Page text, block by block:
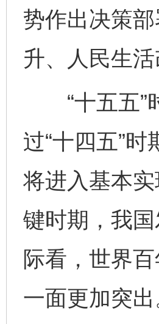
势作出决策
升、人民生活
“十五五”
过“十四五”
将进入基本
键时期，我
际看，世界
一面更加突